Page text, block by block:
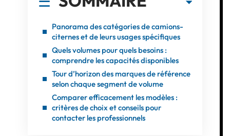
Panorama des catégories de camions-
citernes et de leurs usages spécifiques
Quels volumes pour quels besoins :
comprendre les capacités disponibles
Tour d’horizon des marques de référence
selon chaque segment de volume
Comparer efficacement les modèles :
critères de choix et conseils pour
contacter les professionnels